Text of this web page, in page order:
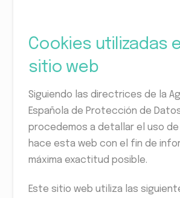
Cookies utilizadas
sitio web
Siguiendo las directrices de la
Española de Protección de
procedemos a detallar el uso de
hace esta web con el fin de
máxima exactitud posible.
Este sitio web utiliza las